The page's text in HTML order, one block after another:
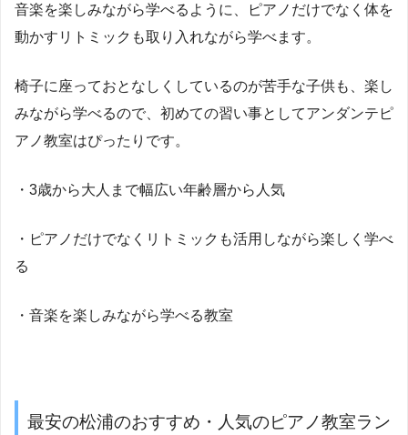
音楽を楽しみながら学べるように、ピアノだけでなく体を
動かすリトミックも取り入れながら学べます。
椅子に座っておとなしくしているのが苦手な子供も、楽し
みながら学べるので、初めての習い事としてアンダンテピ
アノ教室はぴったりです。
・3歳から大人まで幅広い年齢層から人気
・ピアノだけでなくリトミックも活用しながら楽しく学べ
る
・音楽を楽しみながら学べる教室
最安の松浦のおすすめ・人気のピアノ教室ラン